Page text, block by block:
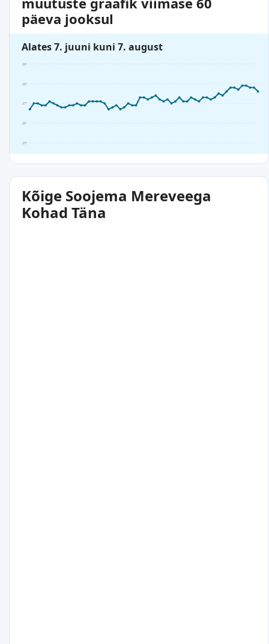
päeva jooksul
Alates 7. juuni kuni 7. august
25°
26°
27°
28°
29°
Kõige Soojema Mereveega
Kohad Täna